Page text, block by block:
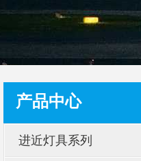
产品中心
进近灯具系列